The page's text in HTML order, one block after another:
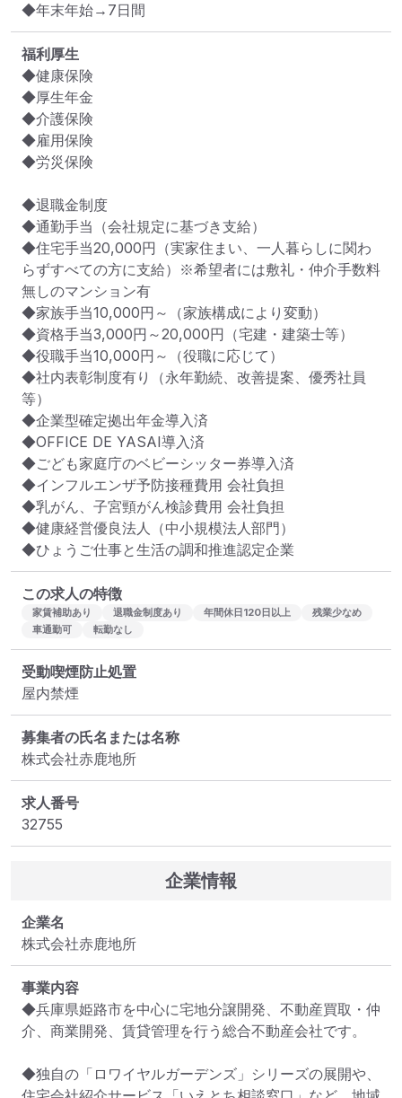
◆年末年始→7日間
福利厚生
◆健康保険
◆厚生年金
◆介護保険
◆雇用保険
◆労災保険
◆退職金制度
◆通勤手当（会社規定に基づき支給）
◆住宅手当20,000円（実家住まい、一人暮らしに関わ
らずすべての方に支給）※希望者には敷礼・仲介手数料
無しのマンション有
◆家族手当10,000円～（家族構成により変動）
◆資格手当3,000円～20,000円（宅建・建築士等）
◆役職手当10,000円～（役職に応じて）
◆社内表彰制度有り（永年勤続、改善提案、優秀社員
等）
◆企業型確定拠出年金導入済
◆OFFICE DE YASAI導入済
◆ごども家庭庁のベビーシッター券導入済
◆インフルエンザ予防接種費用 会社負担
◆乳がん、子宮頸がん検診費用 会社負担
◆健康経営優良法人（中小規模法人部門）
◆ひょうご仕事と生活の調和推進認定企業
この求人の特徴
家賃補助あり 退職金制度あり 年間休日120日以上
残業少なめ
車通勤可
転勤なし
受動喫煙防止処置
屋内禁煙
募集者の氏名または名称
株式会社赤鹿地所
求人番号
32755
企業情報
企業名
株式会社赤鹿地所
事業内容
◆兵庫県姫路市を中心に宅地分譲開発、不動産買取・仲
介、商業開発、賃貸管理を行う総合不動産会社です。
◆独自の「ロワイヤルガーデンズ」シリーズの展開や、